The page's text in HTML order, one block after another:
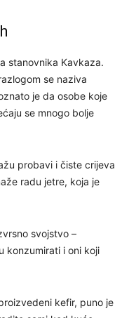
stanovnika Kavkaza.
se naziva
je da osobe koje
se mnogo bolje
probavi i čiste crijeva
radu jetre, koja je
svojstvo –
konzumirati i oni koji
kefir, puno je